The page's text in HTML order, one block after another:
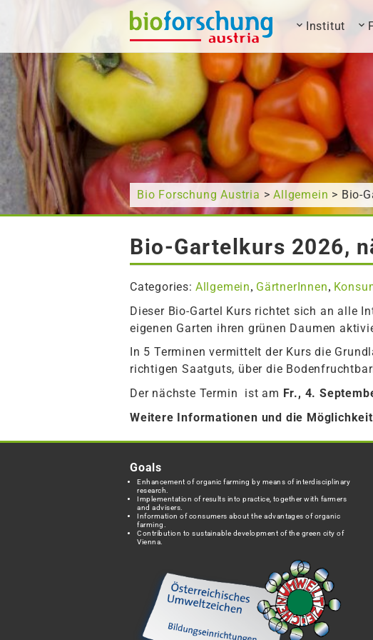
What are you looking for? Institut
Bio Forschung Austria >Allgemein > Bio-
Bio-Gartelkurs 2026,
Categories: Allgemein, GärtnerInnen,
Dieser Bio-Gartel Kurs richtet sich an alle
eigenen Garten ihren grünen Daumen
In 5 Terminen vermittelt der Kurs die
richtigen Saatguts, über die
Der nächste Termin ist am Fr., 4.
Weitere Informationen und die
Goals
Enhancement of organic farming by means of interdisciplinary
research.
Implementation of results into practice, together with farmers
and advisers.
Information of consumers about the advantages of organic
farming.
Contribution to sustainable development of the green city of
Vienna.